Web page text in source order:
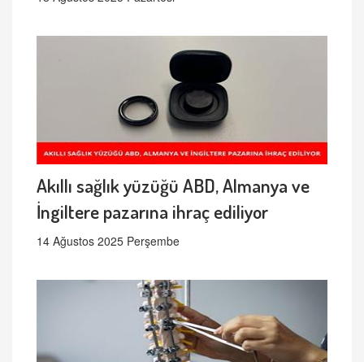
Akıllı sağlık yüzüğü ABD, Almanya ve
İngiltere pazarına ihraç ediliyor
14 Ağustos 2025 Perşembe